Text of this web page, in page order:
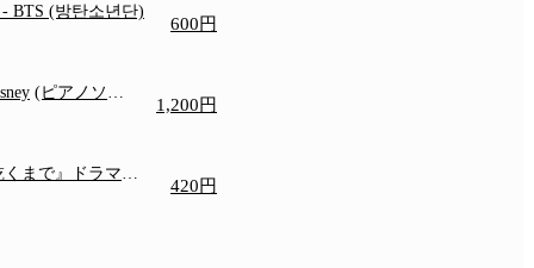
- BTS (방탄소년단)
600円
(ピアノソロ/
1,200円
まで』ドラマ主
420円